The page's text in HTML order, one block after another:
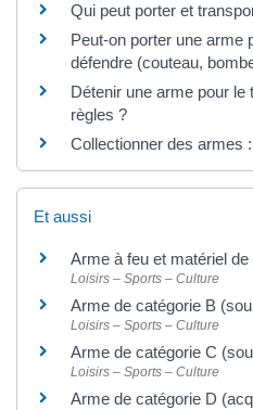
Qui peut porter et
Peut-on porter une arme
défendre (couteau,
Détenir une arme pour le
règles ?
Collectionner des armes
Et aussi
Arme à feu et matériel
Loisirs – Sports – Culture
Arme de catégorie B
Loisirs – Sports – Culture
Arme de catégorie C
Loisirs – Sports – Culture
Arme de catégorie D